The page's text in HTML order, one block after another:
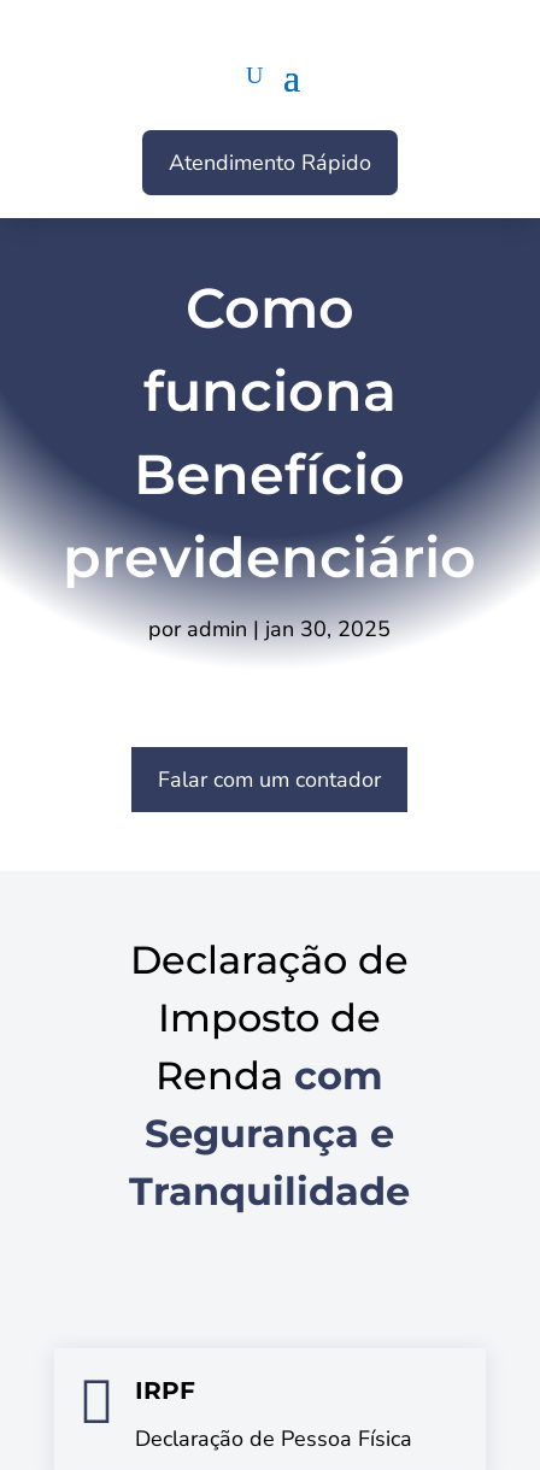
Atendimento Rápido
Como
funciona
Benefício
previdenciário
poradmin|jan 30, 2025
Falar com um contador
Declaração de
Imposto de
Renda com
Segurança e
Tranquilidade

IRPF
Declaração de Pessoa Física